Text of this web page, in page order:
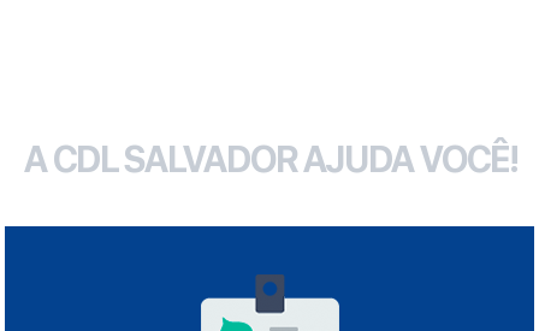
A CDL SALVADOR AJUDA VOCÊ!